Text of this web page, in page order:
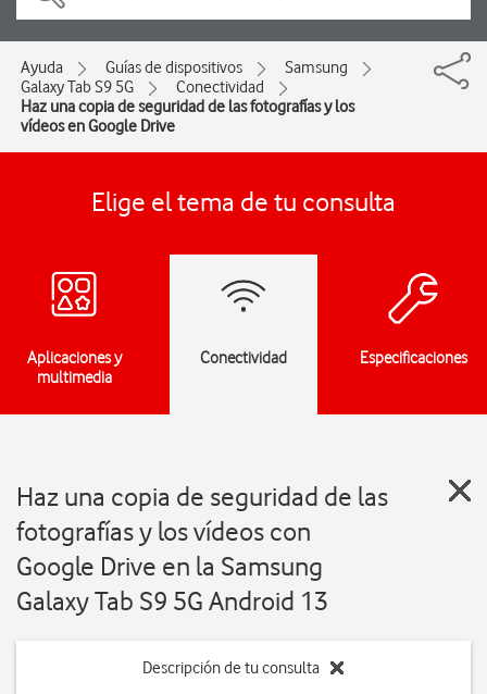
Ayuda Guías de dispositivos
Samsung
Galaxy Tab S9 5G
Conectividad
Haz una copia de seguridad de las fotografías y los
vídeos en Google Drive
Elige el tema de tu consulta
Aplicaciones y
multimedia
Conectividad Especificaciones
Haz una copia de seguridad de las
fotografías y los vídeos con
Google Drive en la Samsung
Galaxy Tab S9 5G Android 13
Descripción de tu consulta